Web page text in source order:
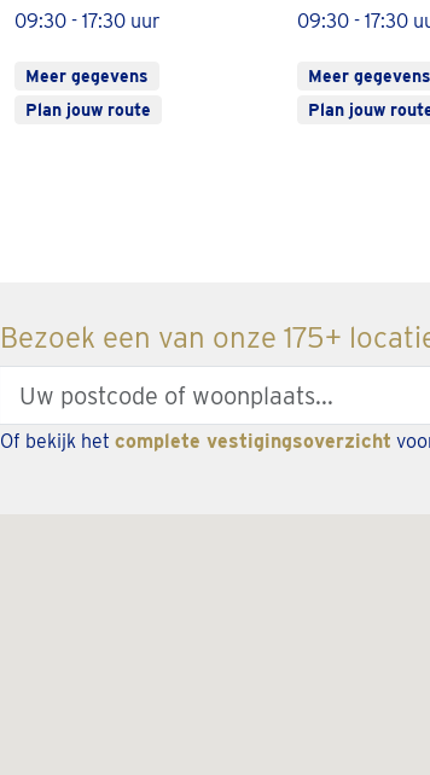
09:30 - 17:30 uur
Meer gegevens
Plan jouw route
09:30 - 17:30
Meer gegevens
Plan jouw
Bezoek een van onze 175+
zipcode
Of bekijk het complete vestigingsoverzicht